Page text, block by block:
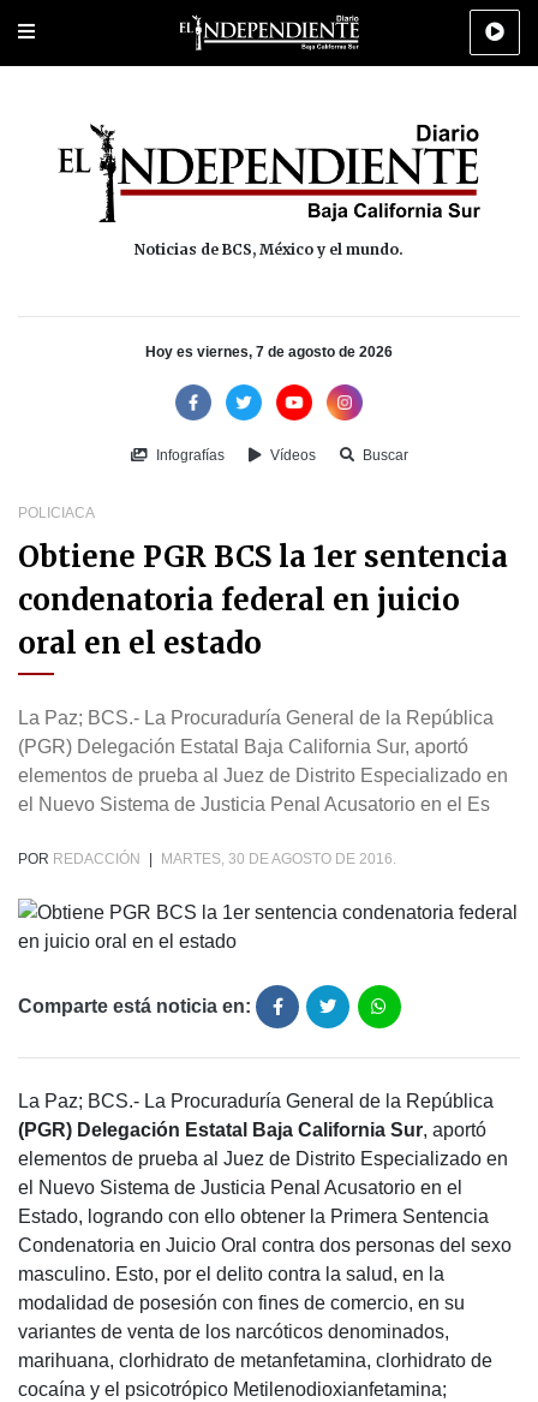
Portada Los Cabos Policiaca Deportes Cultura
Noticias de BCS, México y el mundo.
Hoy es viernes, 7 de agosto de 2026
Infografías Vídeos Buscar
POLICIACA
Obtiene PGR BCS la 1er sentencia
condenatoria federal en juicio
oral en el estado
La Paz; BCS.- La Procuraduría General de la República
(PGR) Delegación Estatal Baja California Sur, aportó
elementos de prueba al Juez de Distrito Especializado en
el Nuevo Sistema de Justicia Penal Acusatorio en el Es
POR REDACCIÓN MARTES, 30 DE AGOSTO DE 2016.
Comparte está noticia en:
La Paz; BCS.- La Procuraduría General de la República
(PGR) Delegación Estatal Baja California Sur, aportó
elementos de prueba al Juez de Distrito Especializado en
el Nuevo Sistema de Justicia Penal Acusatorio en el
Estado, logrando con ello obtener la Primera Sentencia
Condenatoria en Juicio Oral contra dos personas del sexo
masculino. Esto, por el delito contra la salud, en la
modalidad de posesión con fines de comercio, en su
variantes de venta de los narcóticos denominados,
marihuana, clorhidrato de metanfetamina, clorhidrato de
cocaína y el psicotrópico Metilenodioxianfetamina;